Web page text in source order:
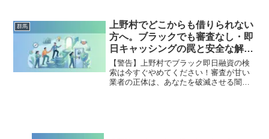
市で違法業者を避け、借金地獄から抜け
出した方々の実体験と確実な解決策を完
全公開。
群馬
上野村でどこからも借りられない
方へ。ブラックでも審査なし・即
日キャッシングの罠と安全な解決
策
【警告】上野村でブラック即日融資の検
索は今すぐやめてください！審査が甘い
業者の正体は、あなたを破滅させる闇金